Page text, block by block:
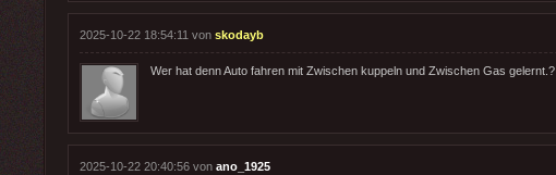
2025-10-22 18:54:11 von skodayb
Wer hat denn Auto fahren mit Zwischen kuppeln und Zwischen Gas gelernt.?
2025-10-22 20:40:56 von ano_1925